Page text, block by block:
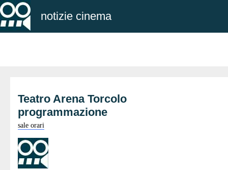
notizie cinema
Teatro Arena Torcolo
programmazione
sale orari